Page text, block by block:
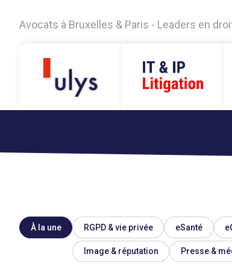
Avocats à Bruxelles & Paris - Leaders en
À la une RGPD & vie privée eSanté
Image & réputation Presse &